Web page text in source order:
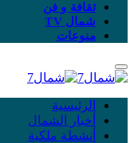
ثقافة و فن
شمال TV
منوعات
الرئيسية
أخبار الشمال
أنشطة ملكية